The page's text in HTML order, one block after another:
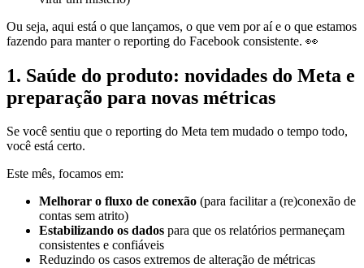
Ou seja, aqui está o que lançamos, o que vem por aí e o que estamos
fazendo para manter o reporting do Facebook consistente. 👀
1. Saúde do produto: novidades do Meta e
preparação para novas métricas
Se você sentiu que o reporting do Meta tem mudado o tempo todo,
você está certo.
Este mês, focamos em:
Melhorar o fluxo de conexão (para facilitar a (re)conexão de
contas sem atrito)
Estabilizando os dados para que os relatórios permaneçam
consistentes e confiáveis
Reduzindo os casos extremos de alteração de métricas